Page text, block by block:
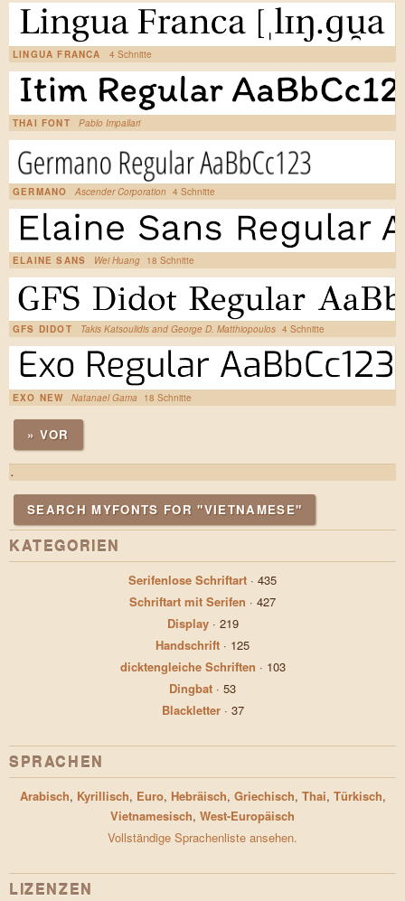
LINGUA FRANCA 4 Schnitte
THAI FONT Pablo Impallari
GERMANO Ascender Corporation 4 Schnitte
ELAINE SANS Wei Huang 18 Schnitte
GFS DIDOT Takis Katsoulidis and George D. Matthiopoulos 4 Schnitte
EXO NEW Natanael Gama 18 Schnitte
» VOR
.
SEARCH MYFONTS FOR "VIETNAMESE"
KATEGORIEN
Serifenlose Schriftart · 435
Schriftart mit Serifen · 427
Display· 219
Handschrift · 125
dicktengleiche Schriften · 103
Dingbat · 53
Blackletter· 37
SPRACHEN
Arabisch, Kyrillisch, Euro, Hebräisch, Griechisch, Thai, Türkisch,
Vietnamesisch, West-Europäisch
Vollständige Sprachenliste ansehen.
LIZENZEN